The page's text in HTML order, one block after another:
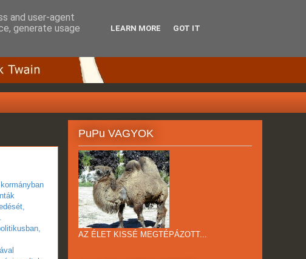
PuPu VAGYOK
AZ ÉLET KISSÉ MEGTÉPÁZOTT...
and user-agent
generate usage
LEARN MORE GOT IT